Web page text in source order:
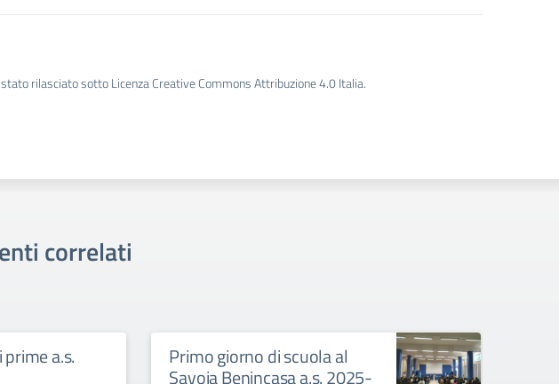
rilasciato sotto Licenza Creative Commons Attribuzione 4.0 Italia.
correlati
Dislocazione
classi/sezioni/indirizzi/plessi a.s.